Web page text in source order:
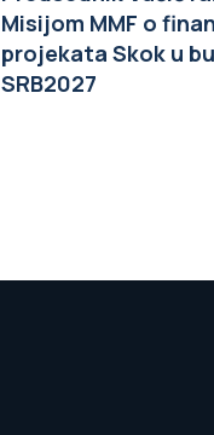
Misijom MMF o
projekata Skok u
SRB2027